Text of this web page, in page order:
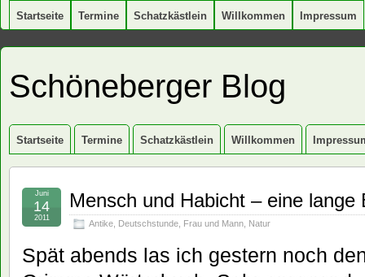
Startseite Termine Schatzkästlein Willkommen Impressum
Schöneberger Blog
Startseite Termine Schatzkästlein Willkommen
Mensch und Habicht – eine lange
Antike Deutschstunde Frau und Mann Natur
Juni
14
2011
Spät abends las ich gestern noch